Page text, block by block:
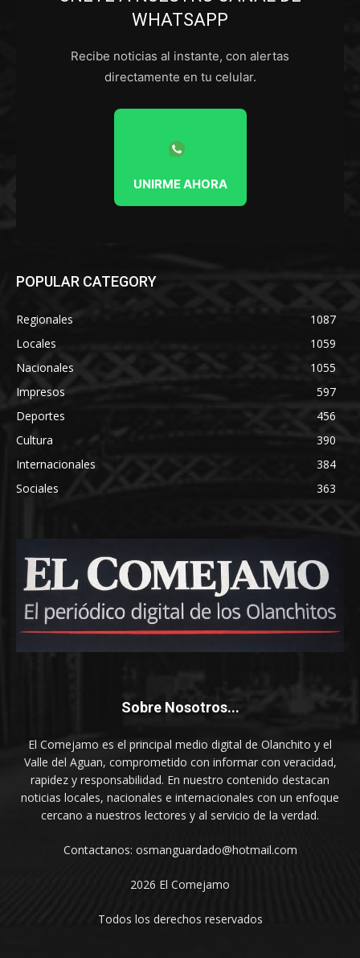
WHATSAPP
Recibe noticias al instante, con alertas
directamente en tu celular.
UNIRME AHORA
POPULAR CATEGORY
Regionales
1087
Locales
1059
Nacionales
1055
Impresos
597
Deportes
456
Cultura
390
Internacionales
384
Sociales
363
Sobre Nosotros...
El Comejamo es el principal medio digital de Olanchito y el
Valle del Aguan, comprometido con informar con veracidad,
rapidez y responsabilidad. En nuestro contenido destacan
noticias locales, nacionales e internacionales con un enfoque
cercano a nuestros lectores y al servicio de la verdad.
Contactanos: osmanguardado@hotmail.com
2026 El Comejamo
Todos los derechos reservados